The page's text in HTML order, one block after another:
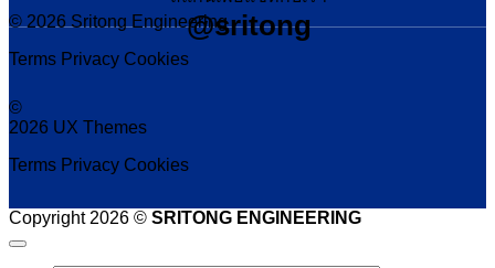
@sritong
© 2026 Sritong Engineering
Terms Privacy Cookies
©
2026 UX Themes
Terms Privacy Cookies
Copyright 2026 © SRITONG ENGINEERING